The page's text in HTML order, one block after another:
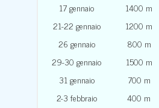
17 gennaio
1400 m
21-22 gennaio
1200 m
26 gennaio
800 m
29-30 gennaio
1500 m
31 gennaio
700 m
2-3 febbraio
400 m